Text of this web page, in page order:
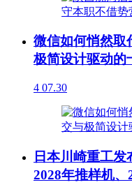
微信如何悄然取
极简设计驱动的
4 07.30
日本川崎重工
2028年推样机、